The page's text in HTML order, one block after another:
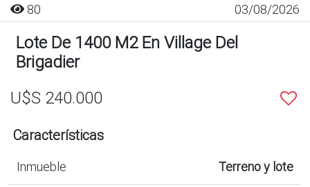
80 03/08/2026
Lote De 1400 M2 En Village Del
Brigadier
U$S 240.000
Características
Inmueble Terreno y lote